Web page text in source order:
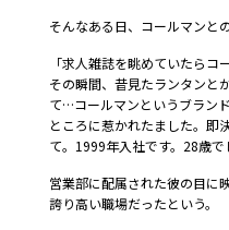
そんなある日、コールマンと
「求人雑誌を眺めていたらコ
その瞬間、昔見たランタンと
て…コールマンというブラン
ところに惹かれたました。即
て。1999年入社です。28歳で
営業部に配属された彼の目に
誇り高い職場だったという。